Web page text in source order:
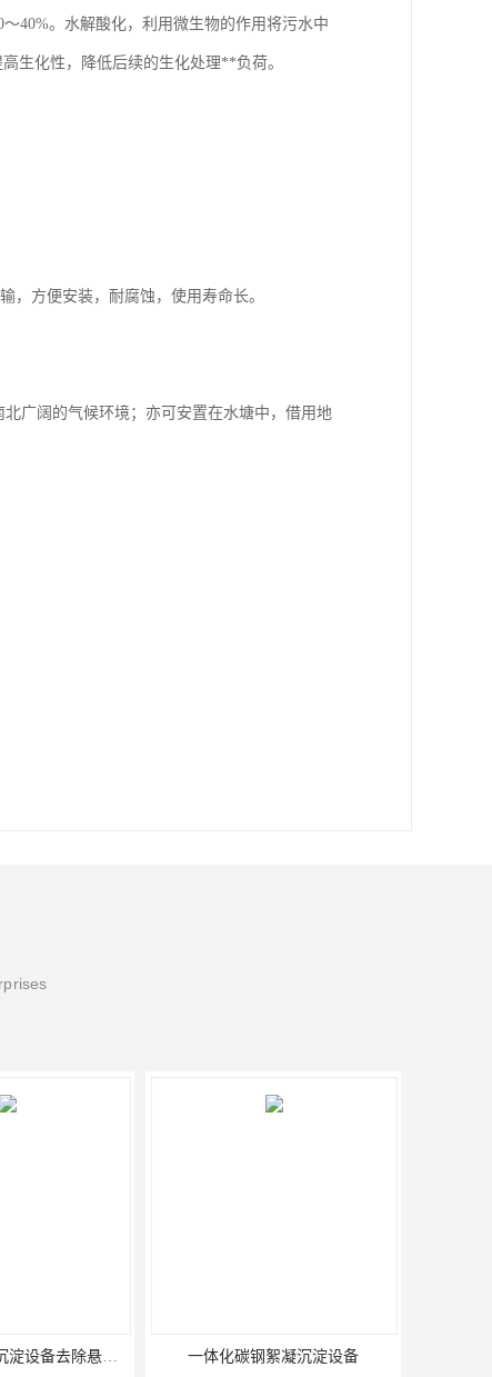
40%。水解酸化，利用微生物的作用将污水中
生化性，降低后续的生化处理**负荷。
，方便安装，耐腐蚀，使用寿命长。
广阔的气候环境；亦可安置在水塘中，借用地
一体化碳钢絮凝沉淀设备